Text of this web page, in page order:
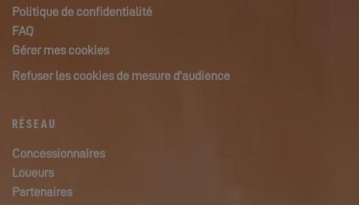
Politique de confidentialité
FAQ
Gérer mes cookies
Refuser les cookies de mesure d'audience
RÉSEAU
Concessionnaires
Loueurs
Partenaires